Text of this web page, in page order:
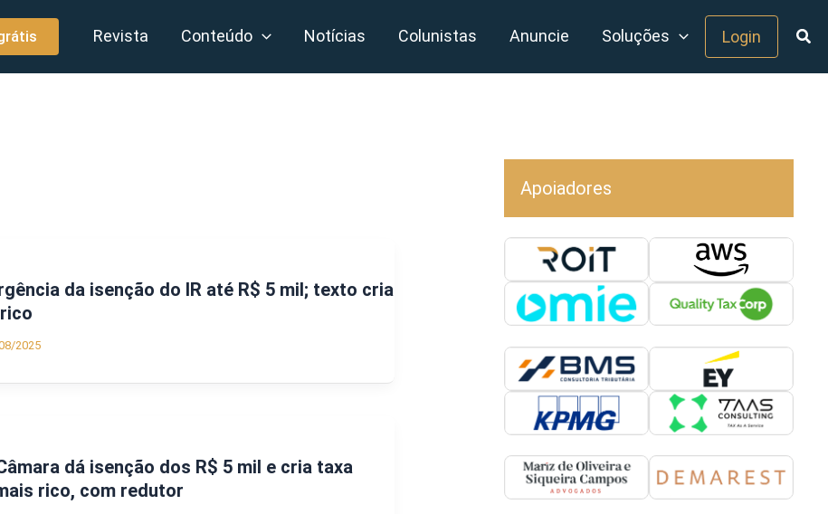
Revista Conteúdo Notícias Colunistas Anuncie Soluções Login
da isenção do IR até R$ 5 mil; texto cria
2025
dá isenção dos R$ 5 mil e cria taxa
rico, com redutor
Apoiadores